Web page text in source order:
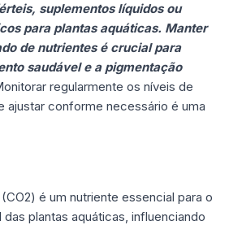
suplementos líquidos ou
para plantas aquáticas. Manter
de nutrientes é crucial para
saudável e a pigmentação
regularmente os níveis de
ajustar conforme necessário é uma
é um nutriente essencial para o
plantas aquáticas, influenciando